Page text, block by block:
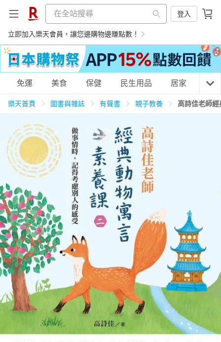
登入
立即加入樂天會員，讓您邊購物邊賺點數！
購物網分類
天天免運 美食蛋糕 養生保健
居家生活 3C家電 運動休閒
女裝 男裝 化妝保養 情趣用品
日本購物 電子/紙本書
HOT
免運 美食 保健 民生用品 居家 3C
樂天首頁 圖書與雜誌 有聲書 親子教養 高詩佳老師